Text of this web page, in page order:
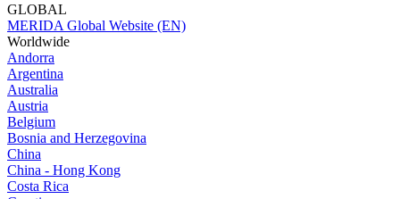
GLOBAL
MERIDA Global Website (EN)
Worldwide
Andorra
Argentina
Australia
Austria
Belgium
Bosnia and Herzegovina
China
China - Hong Kong
Costa Rica